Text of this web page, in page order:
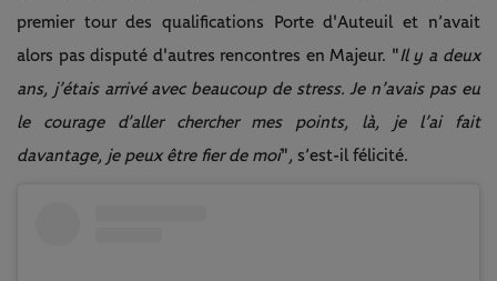
premier tour des qualifications Porte d'Auteuil et n’avait
alors pas disputé d'autres rencontres en Majeur. "Il y a deux
ans, j’étais arrivé avec beaucoup de stress. Je n’avais pas eu
le courage d’aller chercher mes points, là, je l’ai fait
davantage, je peux être fier de moi", s’est-il félicité.